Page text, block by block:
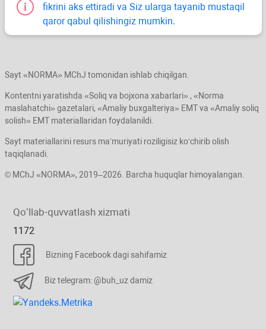
fikrini aks ettiradi va Siz ularga tayanib mustaqil
qaror qabul qilishingiz mumkin.
Sayt «NORMA» MChJ tomonidan ishlab chiqilgan.
Kontentni yaratishda «Soliq va bojхona хabarlari» , «Norma
maslahatchi» gazetalari, «Amaliy buхgalteriya» EMT va «Amaliy soliq
solish» EMT materiallaridan foydalanildi.
Sayt materiallarini resurs ma’muriyati roziligisiz koʻchirib olish
taqiqlanadi.
© MChJ «NORMA», 2019–2026. Barcha huquqlar himoyalangan.
Qoʻllab-quvvatlash хizmati
1172
Bizning Facebook dagi sahifamiz
Biz telegram: @buh_uz damiz